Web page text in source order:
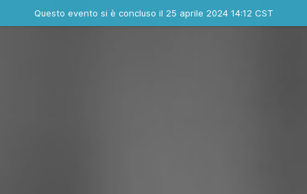
Questo evento si è concluso il 25 aprile 2024 14:12 CST